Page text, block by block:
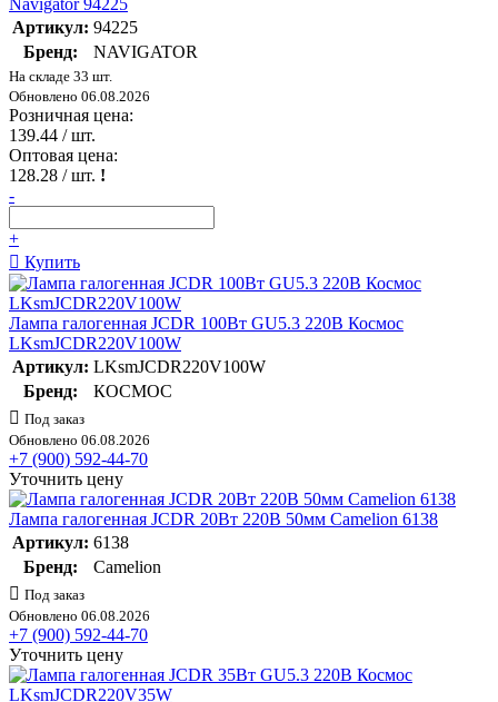
Navigator 94225
Артикул: 94225
Бренд:
NAVIGATOR
На складе 33 шт.
Обновлено 06.08.2026
Розничная цена:
139.44 / шт.
Оптовая цена:
128.28 / шт. !
-
+
Купить
Лампа галогенная JCDR 100Вт GU5.3 220В Космос
LKsmJCDR220V100W
Артикул: LKsmJCDR220V100W
Бренд:
КОСМОС
Под заказ
Обновлено 06.08.2026
+7 (900) 592-44-70
Уточнить цену
Лампа галогенная JCDR 20Вт 220В 50мм Camelion 6138
Артикул: 6138
Бренд:
Camelion
Под заказ
Обновлено 06.08.2026
+7 (900) 592-44-70
Уточнить цену